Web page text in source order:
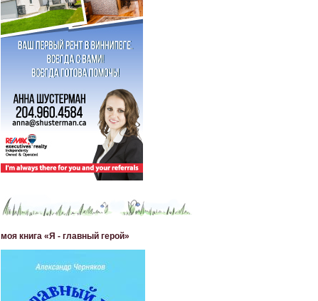
моя книга «Я - главный герой»